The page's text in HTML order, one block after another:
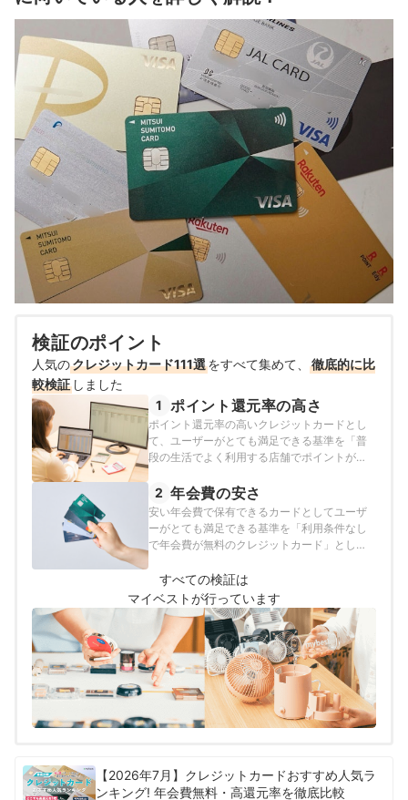
検証のポイント
人気のクレジットカード111選をすべて集めて、
徹底的に比
較検証 しました
1 ポイント還元率の高さ
ポイント還元率の高いクレジットカードとし
て、ユーザーがとても満足できる基準を「普
段の生活でよく利用する店舗でポイントが貯
レジットカードの検証を行いました。2026年
7月20日時点の情報をもとに検証をおこなって
います。
2 年会費の安さ
安い年会費で保有できるカードとしてユーザ
ーがとても満足できる基準を「利用条件なし
で年会費が無料のクレジットカード」とし、
2026年7月20日時点の情報をもとに検証をお
こなっています。
すべての検証は
マイベストが行っています
【2026年7月】クレジットカードおすすめ人気ラ
ンキング! 年会費無料・高還元率を徹底比較